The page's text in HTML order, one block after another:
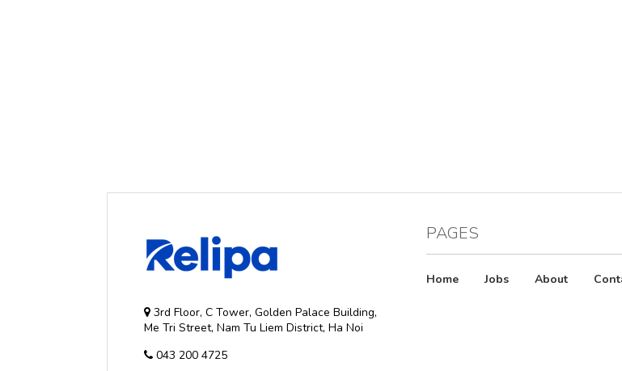
3rd Floor, C Tower, Golden Palace Building,
Me Tri Street, Nam Tu Liem District, Ha Noi
043 200 4725
PAGES
Home Jobs About